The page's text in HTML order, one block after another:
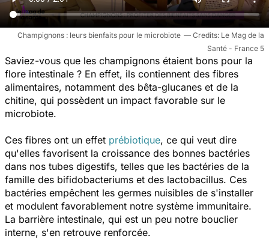
Champignons : leurs bienfaits pour le microbiote
Le Mag de la
Santé - France 5
Saviez-vous que les champignons étaient bons pour la
flore intestinale ? En effet, ils contiennent des fibres
alimentaires, notamment des bêta-glucanes et de la
chitine, qui possèdent un impact favorable sur le
microbiote.
Ces fibres ont un effet prébiotique, ce qui veut dire
qu'elles favorisent la croissance des bonnes bactéries
dans nos tubes digestifs, telles que les bactéries de la
famille des bifidobacteriums et des lactobacillus. Ces
bactéries empêchent les germes nuisibles de s'installer
et modulent favorablement notre système immunitaire.
La barrière intestinale, qui est un peu notre bouclier
interne, s'en retrouve renforcée.